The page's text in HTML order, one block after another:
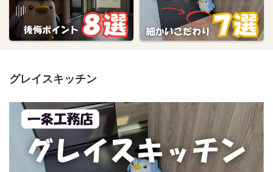
グレイスキッチン